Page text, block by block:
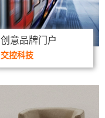
创意品牌门户
交控科技